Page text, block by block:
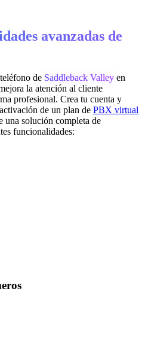
avanzadas de
de Saddleback Valley en
la atención al cliente
profesional. Crea tu cuenta y
de un plan de PBX virtual
una solución completa de
funcionalidades: